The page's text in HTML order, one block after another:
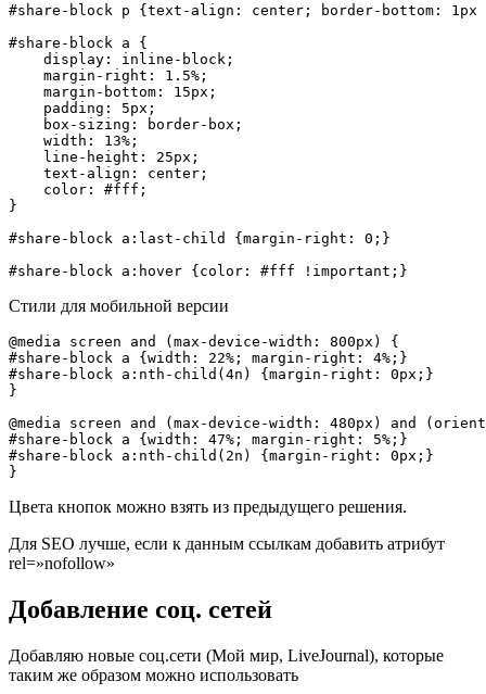
#share-block p {text-align: center; border-bottom: 1px
#share-block a {
    display: inline-block;
    margin-right: 1.5%;
    margin-bottom: 15px;
    padding: 5px;
    box-sizing: border-box;
    width: 13%;
    line-height: 25px;
    text-align: center;
    color: #fff;
}
#share-block a:last-child {margin-right: 0;}
#share-block a:hover {color: #fff !important;}
Стили для мобильной версии
@media screen and (max-device-width: 800px) {
#share-block a {width: 22%; margin-right: 4%;}
#share-block a:nth-child(4n) {margin-right: 0px;}
}
@media screen and (max-device-width: 480px) and
#share-block a {width: 47%; margin-right: 5%;}
#share-block a:nth-child(2n) {margin-right: 0px;}
}
Цвета кнопок можно взять из предыдущего решения.
Для SEO лучше, если к данным ссылкам добавить атрибут
rel=»nofollow»
Добавление соц. сетей
Добавляю новые соц.сети (Мой мир, LiveJournal), которые
таким же образом можно использовать